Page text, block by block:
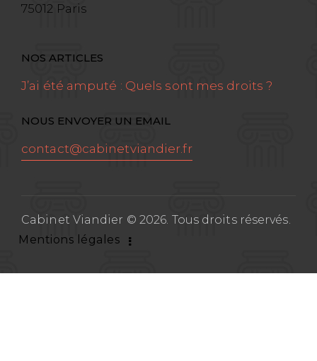
75012 Paris
NOS ARTICLES
J’ai été amputé : Quels sont mes droits ?
NOUS ENVOYER UN EMAIL
contact@cabinetviandier.fr
Mentions légales
Cabinet Viandier © 2026. Tous droits réservés.